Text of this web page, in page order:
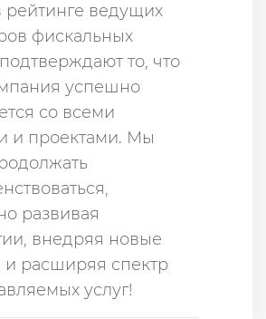
ведущих
фискальных
то, что
успешно
со всеми
и проектами. Мы
развивая
внедряя новые
и расширяя спектр
услуг!